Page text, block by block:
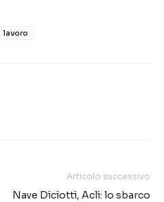
lavoro
Articolo successivo
Nave Diciotti, Acli: lo sbarco